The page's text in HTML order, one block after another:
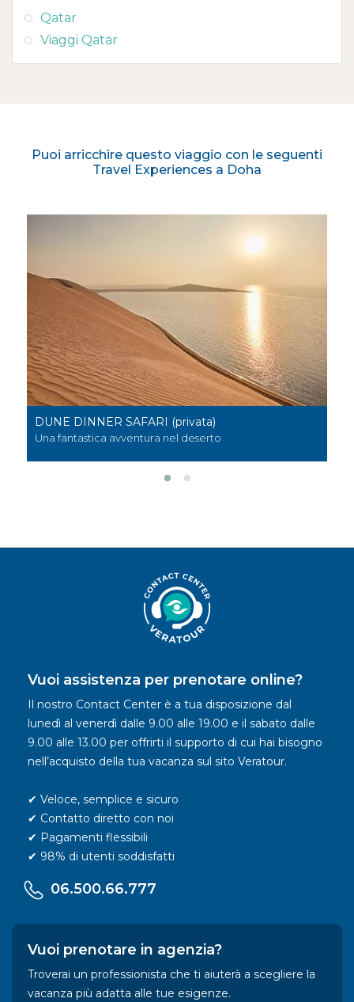
Qatar
Viaggi Qatar
Puoi arricchire questo viaggio con le seguenti
Travel Experiences a Doha
SAFARI (privata)
avventura nel deserto
Vuoi assistenza per prenotare online?
Il nostro Contact Center è a tua disposizione dal
lunedì al venerdì dalle 9.00 alle 19.00 e il sabato dalle
9.00 alle 13.00 per offrirti il supporto di cui hai bisogno
nell’acquisto della tua vacanza sul sito Veratour.
✔ Veloce, semplice e sicuro
✔ Contatto diretto con noi
✔ Pagamenti flessibili
✔ 98% di utenti soddisfatti
06.500.66.777
Vuoi prenotare in agenzia?
Troverai un professionista che ti aiuterà a scegliere la
vacanza più adatta alle tue esigenze.